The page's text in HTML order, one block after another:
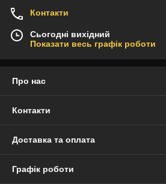
Контакти
Сьогодні вихідний
Показати весь графік роботи
Про нас
Контакти
Доставка та оплата
Графік роботи